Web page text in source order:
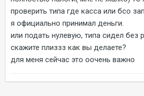
проверить типа где касса или бсо
я официально принимал деньги.
или подать нулевую, типа сидел без
скажите плиззз как вы делаете?
для меня сейчас это оочень важно